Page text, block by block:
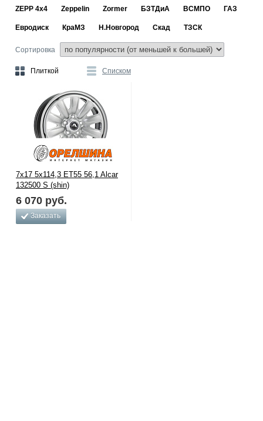
ZEPP 4х4 Zeppelin Zormer БЗТДиА ВСМПО ГАЗ
Евродиск КраМЗ Н.Новгород Скад ТЗСК
Сортировка
Плиткой Списком
7x17 5x114,3 ET55 56,1 Alcar
132500 S (shin)
6 070 руб.
Заказать